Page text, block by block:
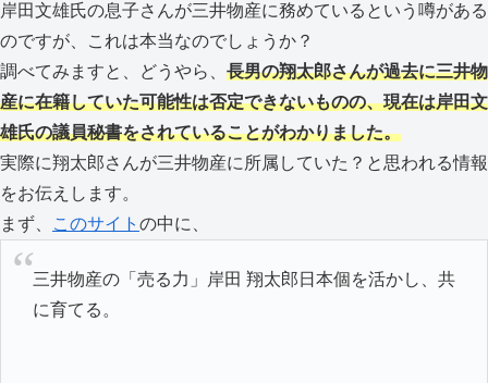
岸田文雄氏の息子さんが三井物産に務めているという噂がある
のですが、これは本当なのでしょうか？
調べてみますと、どうやら、 長男の翔太郎さんが過去に三井物
産に在籍していた可能性は否定できないものの、現在は岸田文
雄氏の議員秘書をされていることがわかりました。
実際に翔太郎さんが三井物産に所属していた？と思われる情報
をお伝えします。
まず、
このサイト の中に、
三井物産の「売る力」岸田 翔太郎日本個を活かし、共
に育てる。